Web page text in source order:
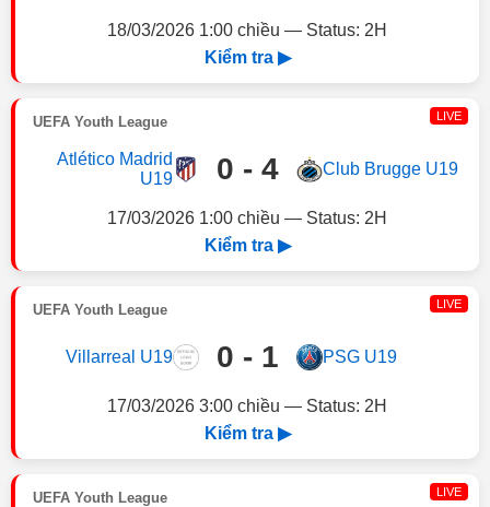
18/03/2026 1:00 chiều — Status: 2H
Kiểm tra ▶
UEFA Youth League LIVE
Atlético Madrid
U19
0 - 4 Club Brugge U19
17/03/2026 1:00 chiều — Status: 2H
Kiểm tra ▶
UEFA Youth League LIVE
Villarreal U19 0 - 1 PSG U19
17/03/2026 3:00 chiều — Status: 2H
Kiểm tra ▶
UEFA Youth League LIVE